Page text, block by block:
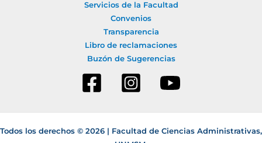
Servicios de la Facultad
Convenios
Transparencia
Libro de reclamaciones
Buzón de Sugerencias
Todos los derechos © 2026 | Facultad de Ciencias Administrativas,